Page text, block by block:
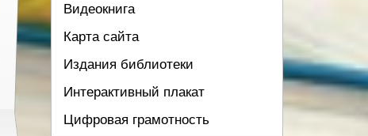
Видеокнига
Карта сайта
Издания библиотеки
Интерактивный плакат
Цифровая грамотность